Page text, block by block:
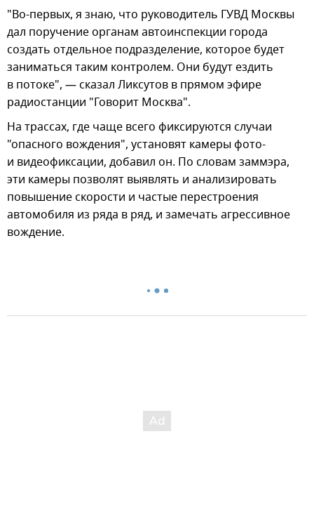
"Во-первых, я знаю, что руководитель ГУВД Москвы
дал поручение органам автоинспекции города
создать отдельное подразделение, которое будет
заниматься таким контролем. Они будут ездить
в потоке", — сказал Ликсутов в прямом эфире
радиостанции "Говорит Москва".
На трассах, где чаще всего фиксируются случаи
"опасного вождения", установят камеры фото-
и видеофиксации, добавил он. По словам заммэра,
эти камеры позволят выявлять и анализировать
повышение скорости и частые перестроения
автомобиля из ряда в ряд, и замечать агрессивное
вождение.